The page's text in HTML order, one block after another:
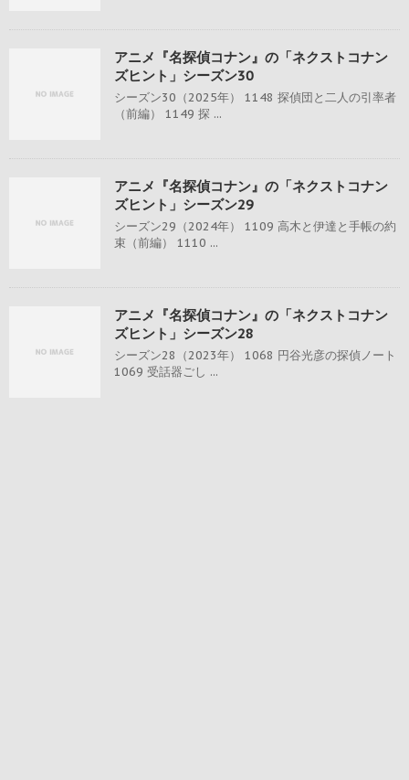
アニメ『名探偵コナン』の「ネクストコナン
ズヒント」シーズン30
シーズン30（2025年） 1148 探偵団と二人の引率者
（前編） 1149 探 ...
アニメ『名探偵コナン』の「ネクストコナン
ズヒント」シーズン29
シーズン29（2024年） 1109 高木と伊達と手帳の約
束（前編） 1110 ...
アニメ『名探偵コナン』の「ネクストコナン
ズヒント」シーズン28
シーズン28（2023年） 1068 円谷光彦の探偵ノート
1069 受話器ごし ...